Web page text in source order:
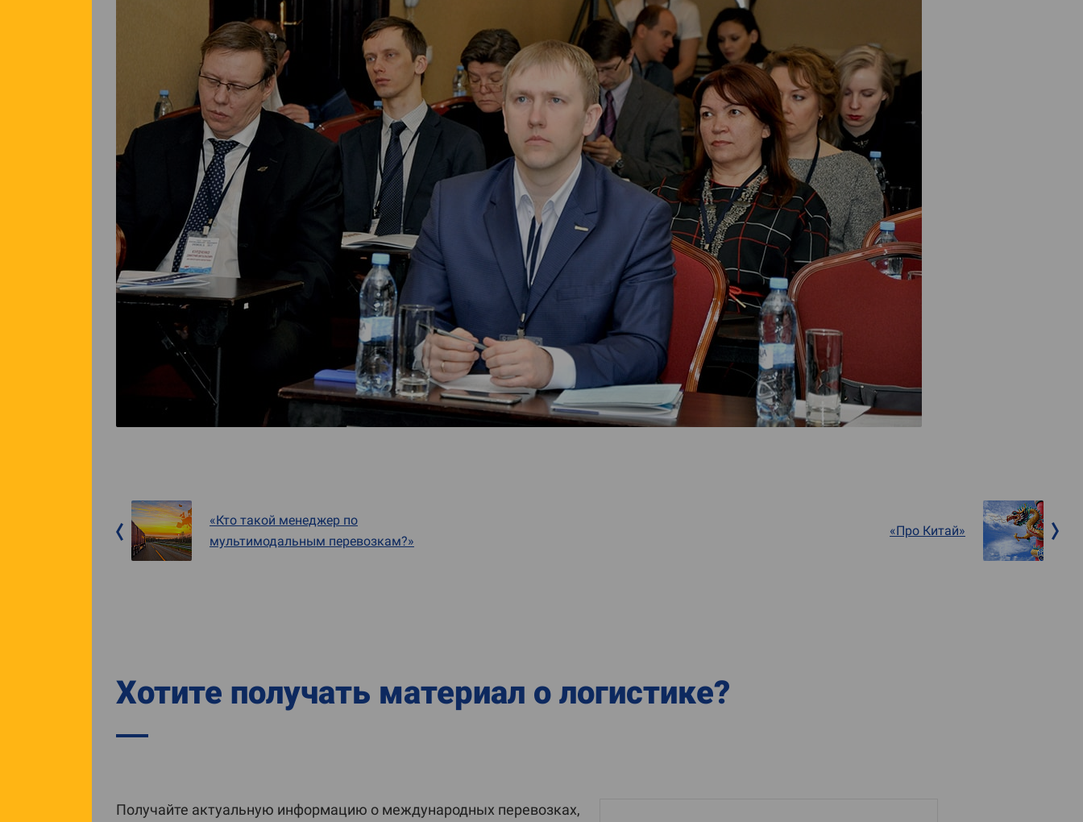
«Кто такой менеджер по
мультимодальным перевозкам?»
«Про Китай»
Хотите получать материал о логистике?
Получайте актуальную информацию о международных перевозках,